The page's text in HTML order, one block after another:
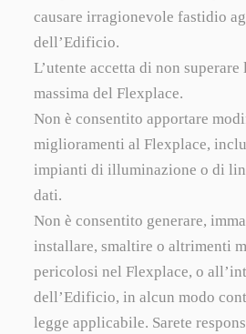
causare irragionevole fastidio
dell’Edificio.
L’utente accetta di non superare
massima del Flexplace.
Non è consentito apportare
miglioramenti al Flexplace,
impianti di illuminazione o di
dati.
Non è consentito generare,
installare, smaltire o altrimenti
pericolosi nel Flexplace, o
dell’Edificio, in alcun modo
legge applicabile. Sarete